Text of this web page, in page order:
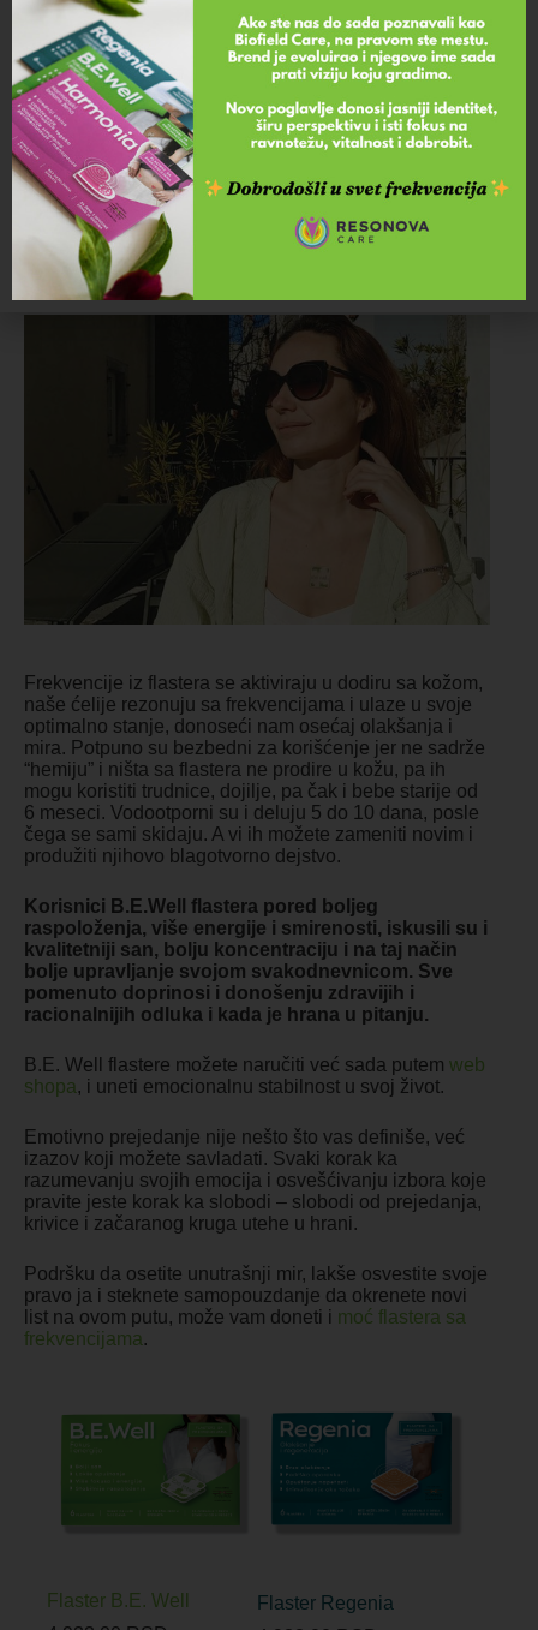
Kada postignemo unutrašnji mir i emocionalnu
stabilnost, naša potreba za hranom nestaje, aB.E.
Well flasteri mogu da budu jedan od načina da naš
nervni sistem postane otporan na emocionalne
okidače kojima smo svakodnevno izloženi.
Flasteri sa frekvencijama se koriste vrlo jednostavno,
tako štose lepe na telo i to na grudnu kost u predelu
timusa, na kičmu između lopatica i/ili na aku tačku
PC6, koja se nalazi sa unutrašnje strane ruke, na tri
prsta od pregiba šake.
Frekvencije iz flastera se aktiviraju u dodiru sa kožom,
naše ćelije rezonuju sa frekvencijama i ulaze u svoje
optimalno stanje, donoseći nam osećaj olakšanja i
mira. Potpuno su bezbedni za korišćenje jer ne sadrže
“hemiju” i ništa sa flastera ne prodire u kožu, pa ih
mogu koristiti trudnice, dojilje, pa čak i bebe starije od
6 meseci. Vodootporni su i deluju 5 do 10 dana, posle
čega se sami skidaju. A vi ih možete zameniti novim i
produžiti njihovo blagotvorno dejstvo.
Korisnici B.E.Well flastera pored boljeg
raspoloženja, više energije i smirenosti, iskusili su i
kvalitetniji san, bolju koncentraciju i na taj način
bolje upravljanje svojom svakodnevnicom. Sve
pomenuto doprinosi i donošenju zdravijih i
racionalnijih odluka i kada je hrana u pitanju.
B.E. Well flastere možete naručiti već sada putem web
shopa, i uneti emocionalnu stabilnost u svoj život.
Emotivno prejedanje nije nešto što vas definiše, već
izazov koji možete savladati. Svaki korak ka
razumevanju svojih emocija i osvešćivanju izbora koje
pravite jeste korak ka slobodi – slobodi od prejedanja,
krivice i začaranog kruga utehe u hrani.
Podršku da osetite unutrašnji mir, lakše osvestite svoje
pravo ja i steknete samopouzdanje da okrenete novi
list na ovom putu, može vam doneti i moć flastera sa
frekvencijama.
Flaster B.E. Well
Flaster Regenia